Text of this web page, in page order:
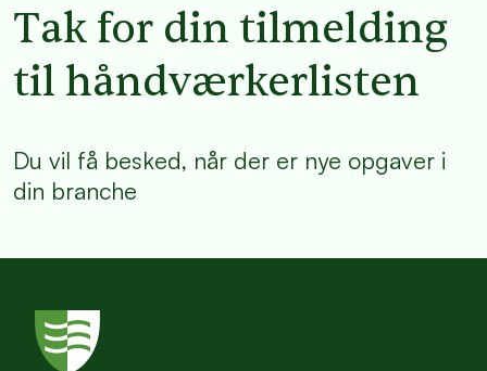
Tak for din tilmelding
til håndværkerlisten
Du vil få besked, når der er nye opgaver i
din branche